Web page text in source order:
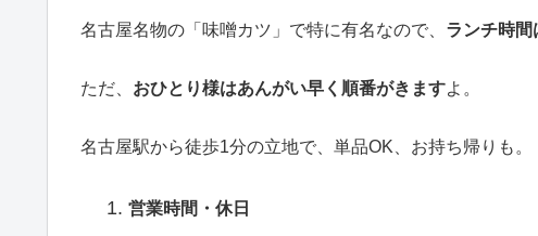
名古屋名物の「味噌カツ」で特に有名なので、 ランチ時
ただ、 おひとり様はあんがい早く順番がきますよ。
名古屋駅から徒歩1分の立地で、単品OK、お持ち帰りも。
営業時間・休日